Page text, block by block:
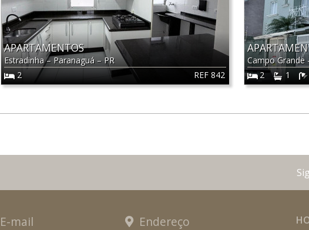
REF 842
APARTAMENTOS
Estradinha–Paranaguá–PR
2
Campo Grande
2
1
E-mail Endereço